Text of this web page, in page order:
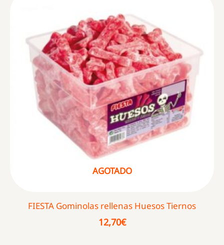
AGOTADO
FIESTA Gominolas rellenas Huesos Tiernos
12,70€